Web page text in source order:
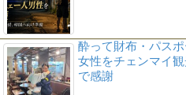
酔って財布・パス
女性をチェンマイ
で感謝